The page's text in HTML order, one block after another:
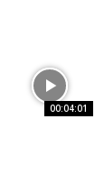
00:04:01